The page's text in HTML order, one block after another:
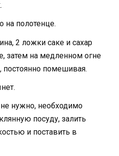
на полотенце.
2 ложки саке и сахар
затем на медленном огне
постоянно помешивая.
нужно, необходимо
посуду, залить
и поставить в